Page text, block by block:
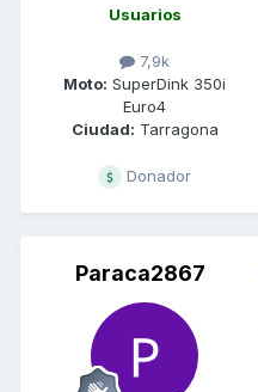
Usuarios
7,9k
Moto: SuperDink 350i
Euro4
Ciudad: Tarragona
Donador
Paraca2867